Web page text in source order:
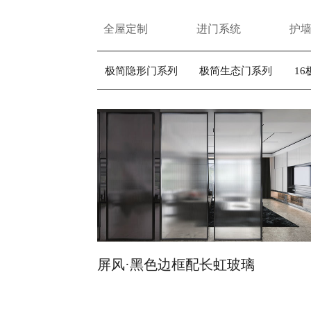
全屋定制 进门系统 护
极简隐形门系列 极简生态门系列 16
屏风·黑色边框配长虹玻璃